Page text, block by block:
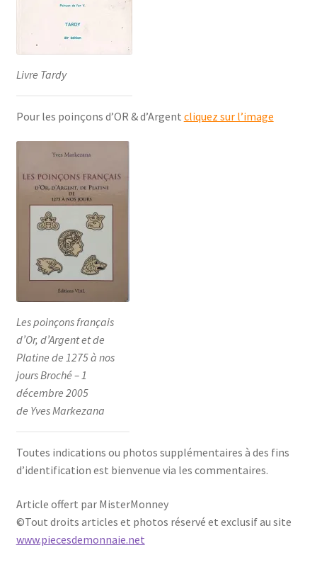
Livre Tardy
Pour les poinçons d’OR & d’Argent cliquez sur l’image
Les poinçons français
d’Or, d’Argent et de
Platine de 1275 à nos
jours Broché – 1
décembre 2005
de Yves Markezana
Toutes indications ou photos supplémentaires à des fins
d’identification est bienvenue via les commentaires.
Article offert par MisterMonney
©Tout droits articles et photos réservé et exclusif au site
www.piecesdemonnaie.net